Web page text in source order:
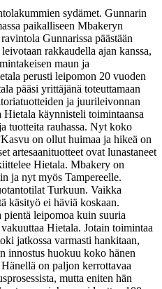
sydämet. Gunnarin
paikalliseen Mbakeryn
Gunnarissa päästään
rakkaudella ajan kanssa,
maun ja
perusti leipomon 20 vuoden
pääsi yrittäjänä toteuttamaan
ja juurileivonnan
käynnisteli toimintaansa
tuotteita rauhassa. Nyt koko
on ollut huimaa ja hikeä on
artesaanituotteet ovat lunastaneet
Hietala. Mbakery on
ja nyt myös Tampereelle.
Turkuun. Vaikka
käsityö ei häviä koskaan.
pientä leipomoa kuin suuria
Hietala. Jotain toimintaa
jatkossa varmasti hankitaan,
innostus huokuu koko hänen
on paljon kerrottavaa
mutta eniten hän